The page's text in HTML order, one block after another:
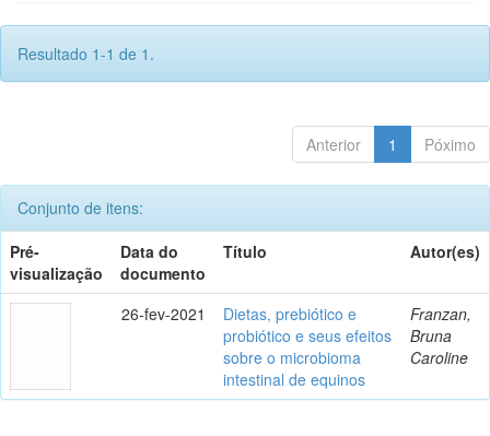
Resultado 1-1 de 1.
Anterior 1 Póximo
Conjunto de itens:
Pré-
visualização
Data do
documento
Título Autor(es)
26-fev-2021
Dietas, prebiótico e
probiótico e seus efeitos
sobre o microbioma
intestinal de equinos
Franzan,
Bruna
Caroline